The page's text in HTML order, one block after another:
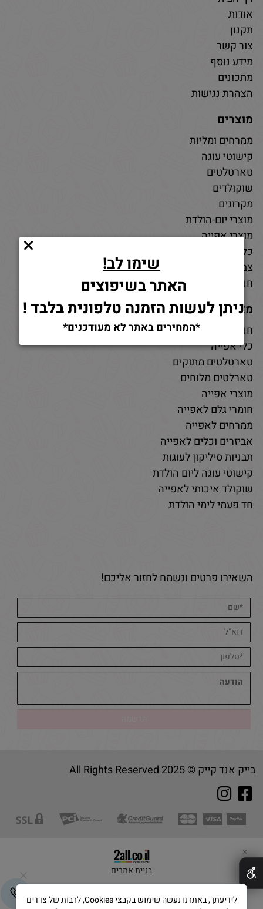
אודות
תקנון
צור קשר
מידע נוסף
מתכונים
הצהרת נגישות
מוצרים
ממרחים ומליות
קישוטי עוגה
טארטלטים
שוקולדים
מקרונים
מוצרי יום-הולדת
מוצרי אפייה
כלי אפייה
צבעי מאכל
חנות חומרי גלם לאפייה
מאמרים
חנות למוצרי אפייה
כלי אפייה
טארטלטים מתוקים
טארלטים מלוחים
מוצרי אפייה
חומרי גלם לאפייה
ממרחים לאפייה
אביזרים וכלים לאפייה
תבניות סיליקון לעוגות
קישוטי עוגה ליום הולדת
שוקולד איכותי לאפייה
חד פעמי לימי הולדת
השאירו פרטים ונשמח לחזור אליכם!
בייק אנד קייק © 2025 All Rights Reserved
בניית אתרים
שימו לב!
האתר בשיפוצים
ניתן לעשות הזמנה טלפונית בלבד !
*המחירים באתר לא מעודכנים*
✕
לידיעתך, באתרנו נעשה שימוש בקבצי Cookies, לרבות של צדדים